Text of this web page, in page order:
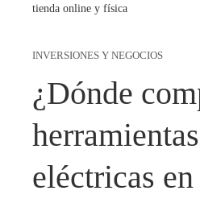
tienda online y física
INVERSIONES Y NEGOCIOS
¿Dónde
herramientas
eléctricas en